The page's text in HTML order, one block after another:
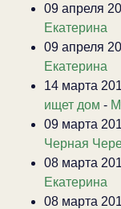
09 апреля
Екатерина
09 апреля
Екатерина
14 марта
ищет дом -
09 марта
Черная
08 марта
Екатерина
08 марта